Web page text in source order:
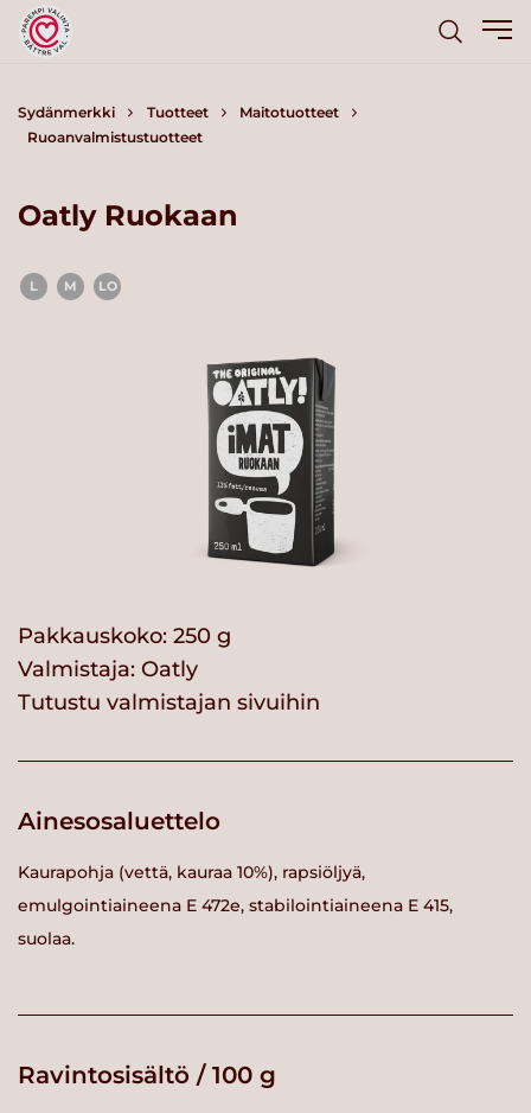
Sydänmerkki Tuotteet
Maitotuotteet
Ruoanvalmistustuotteet
Oatly Ruokaan
L M LO
Pakkauskoko: 250 g
Valmistaja: Oatly
Tutustu valmistajan sivuihin
Ainesosaluettelo
Kaurapohja (vettä, kauraa 10%), rapsiöljyä,
emulgointiaineena E 472e, stabilointiaineena E 415,
suolaa.
Ravintosisältö / 100 g